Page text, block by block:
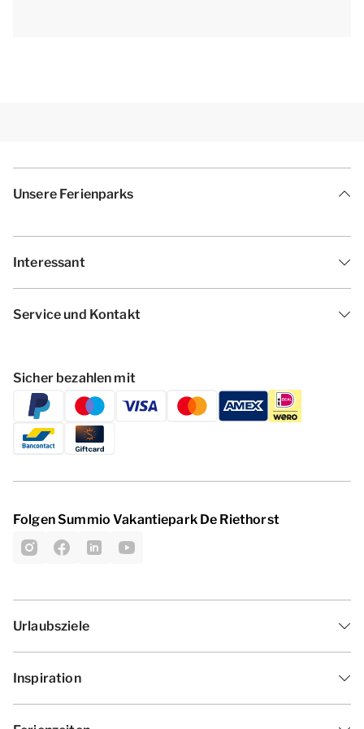
Unsere Ferienparks
Interessant
Service und Kontakt
Sicher bezahlen mit
Folgen Summio Vakantiepark De Riethorst
Urlaubsziele
Inspiration